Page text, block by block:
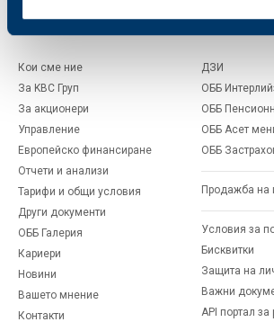
Кои сме ние
За KBC Груп
За акционери
Управление
Европейско финансиране
Отчети и анализи
Тарифи и общи условия
Други документи
ОББ Галерия
Кариери
Новини
Вашето мнение
Контакти
ДЗИ
ОББ
ОББ
ОББ Асет
ОББ
Продажба на
Условия за
Бисквитки
Защита на
Важни
API портал за